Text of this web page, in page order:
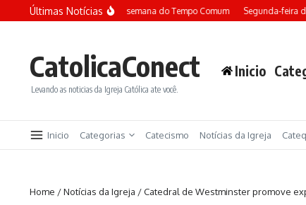
Ir para o conteúdo
Últimas Notícias
Terça-feira da 13ª semana do Tempo Comum Segunda-feira da 13ª
CatolicaConect
Levando as noticias da Igreja Católica ate você.
Inicio
Inicio Categorias Catecismo Notícias da Igreja
Home /Notícias da Igreja /Catedral de Westminster promove